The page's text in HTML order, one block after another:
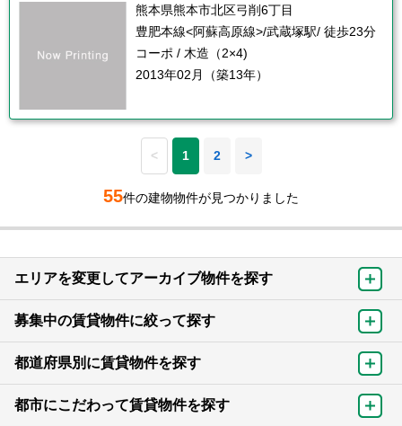
熊本県熊本市北区弓削6丁目
豊肥本線<阿蘇高原線>/武蔵塚駅/ 徒歩23分
コーポ / 木造（2×4)
2013年02月（築13年）
< 1 2 >
55件の建物物件が見つかりました
エリアを変更してアーカイブ物件を探す
募集中の賃貸物件に絞って探す
都道府県別に賃貸物件を探す
都市にこだわって賃貸物件を探す